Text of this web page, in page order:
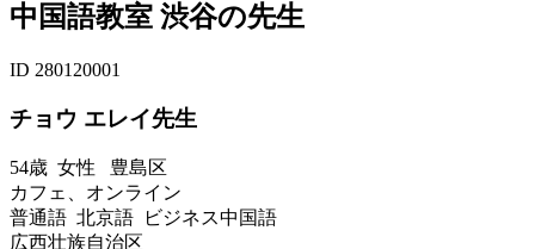
中国語教室 渋谷の先生
ID 280120001
チョウ エレイ先生
54歳 女性 豊島区
カフェ、オンライン
普通語 北京語 ビジネス中国語
広西壮族自治区